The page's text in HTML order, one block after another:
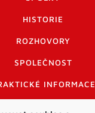
HISTORIE
ROZHOVORY
SPOLEČNOST
INFORMACE